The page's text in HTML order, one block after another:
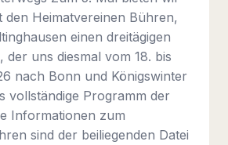
den Heimatvereinen Bühren,
einen dreitägigen
der uns diesmal vom 18. bis
nach Bonn und Königswinter
vollständige Programm der
Informationen zum
sind der beiliegenden Datei